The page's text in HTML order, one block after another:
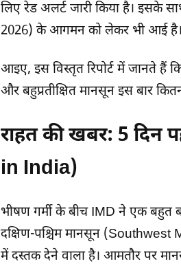
लिए रेड अलर्ट जारी किया है। इसके
2026) के आगमन को लेकर भी आई है।
आइए, इस विस्तृत रिपोर्ट में जानते हैं
और बहुप्रतीक्षित मानसून इस बार
राहत की खबर: 5
in India)
भीषण गर्मी के बीच IMD ने एक बहुत
दक्षिण-पश्चिम मानसून (Southwest
में दस्तक देने वाला है। आमतौर पर